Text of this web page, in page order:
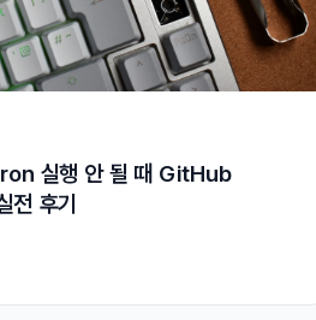
실행 안 될 때 GitHub
후기